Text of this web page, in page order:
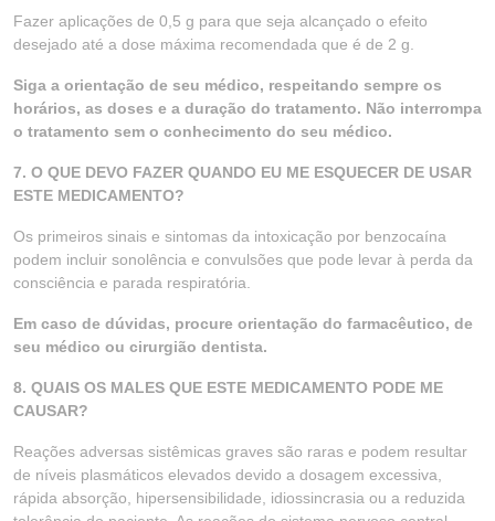
Fazer aplicações de 0,5 g para que seja alcançado o efeito
desejado até a dose máxima recomendada que é de 2 g.
Siga a orientação de seu médico, respeitando sempre os
horários, as doses e a duração do tratamento. Não interrompa
o tratamento sem o conhecimento do seu médico.
7. O QUE DEVO FAZER QUANDO EU ME ESQUECER DE USAR
ESTE MEDICAMENTO?
Os primeiros sinais e sintomas da intoxicação por benzocaína
podem incluir sonolência e convulsões que pode levar à perda da
consciência e parada respiratória.
Em caso de dúvidas, procure orientação do farmacêutico, de
seu médico ou cirurgião dentista.
8. QUAIS OS MALES QUE ESTE MEDICAMENTO PODE ME
CAUSAR?
Reações adversas sistêmicas graves são raras e podem resultar
de níveis plasmáticos elevados devido a dosagem excessiva,
rápida absorção, hipersensibilidade, idiossincrasia ou a reduzida